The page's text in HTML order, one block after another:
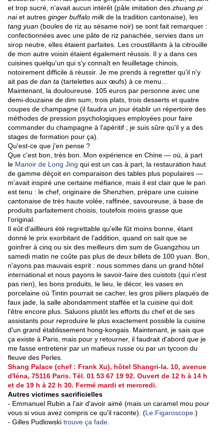
et trop sucré, n'avait aucun intérêt (pâle imitation des zhuang pi
naiet autres ginger buffalo milkde la tradition cantonaise), les
tang yuan (boules de riz au sésame noir) se sont fait remarquer :
confectionnées avec une pâte de riz panachée, servies dans un
sirop neutre, elles étaient parfaites. Les croustillants à la citrouille
de mon autre voisin étaient également réussis. Il y a dans ces
cuisines quelqu'un qui s'y connaît en feuilletage chinois,
notoirement difficile à réussir. Je me prends à regretter qu'il n'y
ait pas de dan ta (tartelettes aux œufs) à ce menu...
Maintenant, la douloureuse. 105 euros par personne avec une
demi-douzaine de dim sum, trois plats, trois desserts et quatre
coupes de champagne (il faudra un jour établir un répertoire des
méthodes de pression psychologiques employées pour faire
commander du champagne à l'apéritif ; je suis sûre qu'il y a des
stages de formation pour ça).
Qu'est-ce que j'en pense ?
Que c'est bon, très bon. Mon expérience en Chine — où, à part
le Manoir de Long Jing qui est un cas à part, la restauration haut
de gamme déçoit en comparaison des tables plus populaires —
m'avait inspiré une certaine méfiance, mais il est clair que le pari
est tenu : le chef, originaire de Shenzhen, prépare une cuisine
cantonaise de très haute volée, raffinée, savoureuse, à base de
produits parfaitement choisis, toutefois moins grasse que
l'original.
Il eût d'aillleurs été regrettable qu'elle fût moins bonne, étant
donné le prix exorbitant de l'addition, quand on sait que se
goinfrer à cinq ou six des meilleurs dim sum de Guangzhou un
samedi matin ne coûte pas plus de deux billets de 100 yuan. Bon,
n'ayons pas mauvais esprit : nous sommes dans un grand hôtel
international et nous payons le savoir-faire des cuistots (qui n'est
pas rien), les bons produits, le lieu, le décor, les vases en
porcelaine où Tintin pourrait se cacher, les gros piliers plaqués de
faux jade, la salle abondamment staffée et la cuisine qui doit
l'être encore plus. Saluons plutôt les efforts du chef et de ses
assistants pour reproduire le plus exactement possible la cuisine
d'un grand établissement hong-kongais. Maintenant, je sais que
ça existe à Paris, mais pour y retourner, il faudrait d'abord que je
me fasse entretenir par un mafieux russe ou par un tycoon du
fleuve des Perles.
Shang Palace (chef : Frank Xu), hôtel Shangri-la. 10, avenue
d'Iéna, 75116 Paris. Tél. 01 53 67 19 92. Ouvert de 12 h à 14 h
et de 19 h à 22 h 30. Fermé mardi et mercredi.
Autres victimes sacrificielles
- Emmanuel Rubin a l'air d'avoir aimé (mais un caramel mou pour
vous si vous avez compris ce qu'il raconte). (Le Figaroscope .)
- Gilles Pudlowski trouve ça fade